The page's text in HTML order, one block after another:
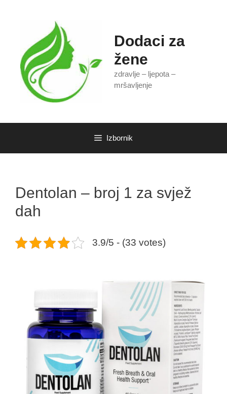
Dodaci za
žene
zdravlje – ljepota –
mršavljenje
Izbornik
Dentolan – broj 1 za svjež
dah
3.9/5 - (33 votes)